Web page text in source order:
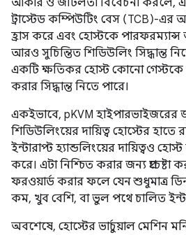
আকার ও জটিলতা বিবেচনা করলে,
ট্রাস্টেড কম্পিউটিং বেস (TCB)-এর
হ্রাস করে এবং হোস্টকে
আরও সুচিন্তিত শিডিউলিং সিদ্ধান্ত
একটি ক্ষতিকর হোস্ট কোনো
করার সিদ্ধান্ত নিতে পারে।
একইভাবে, pKVM হাইপারভাইজরের
শিডিউলিংয়ের দায়িত্ব হোস্টের হাতে
ইন্টারাপ্ট হ্যান্ডলিংয়ের দায়িত্বও
করে। এটা নিশ্চিত করার জন্য প্রচেষ্টা
ফরওয়ার্ড করার ফলে যেন শুধুমাত্র
কম, খুব বেশি, বা ভুল পথে চালিত
অবশেষে, হোস্টের ভার্চুয়াল মেশিন